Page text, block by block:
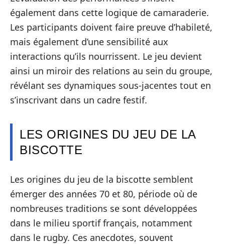
également dans cette logique de camaraderie.
Les participants doivent faire preuve d’habileté,
mais également d’une sensibilité aux
interactions qu’ils nourrissent. Le jeu devient
ainsi un miroir des relations au sein du groupe,
révélant ses dynamiques sous-jacentes tout en
s’inscrivant dans un cadre festif.
LES ORIGINES DU JEU DE LA
BISCOTTE
Les origines du jeu de la biscotte semblent
émerger des années 70 et 80, période où de
nombreuses traditions se sont développées
dans le milieu sportif français, notamment
dans le rugby. Ces anecdotes, souvent